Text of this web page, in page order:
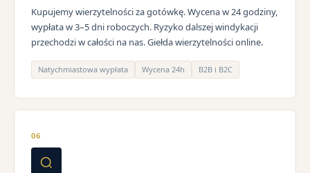
Kupujemy wierzytelności za gotówkę. Wycena w 24 godziny,
wypłata w 3–5 dni roboczych. Ryzyko dalszej windykacji
przechodzi w całości na nas. Giełda wierzytelności online.
Natychmiastowa wypłata Wycena 24h B2B i B2C
06